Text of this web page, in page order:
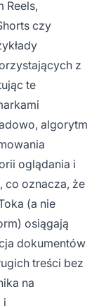
Reels,
czy
z
te
algorytm
oglądania i
co oznacza, że
(a nie
osiągają
dokumentów
treści bez
na
i